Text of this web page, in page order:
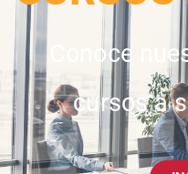
Conoce
cursos a